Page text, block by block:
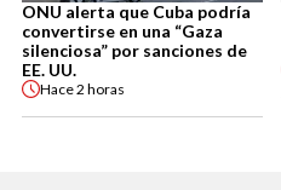
ONU alerta que Cuba podría
convertirse en una “Gaza
silenciosa” por sanciones de
EE. UU.
Hace2 horas